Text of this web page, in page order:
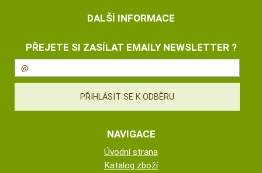
DALŠÍ INFORMACE
PŘEJETE SI ZASÍLAT EMAILY NEWSLETTER ?
NAVIGACE
Úvodní strana
Katalog zboží